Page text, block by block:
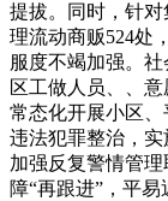
提拔。同时，针
理流动商贩524处
服度不竭加强。
区工做人员、、意
常态化开展小区
违法犯罪整治，实
加强反复警情管
障“再跟进”，平